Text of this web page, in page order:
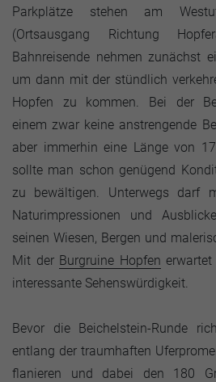
Parkplätze stehen am
(Ortsausgang Richtung
Bahnreisende nehmen zunächst
um dann mit der stündlich
Hopfen zu kommen. Bei der
einem zwar keine anstrengende
aber immerhin eine Länge von
sollte man schon genügend
zu bewältigen. Unterwegs darf
Naturimpressionen und
seinen Wiesen, Bergen und
Mit der Burgruine Hopfen
interessante Sehenswürdigkeit.
Bevor die Beichelstein-Runde
entlang der traumhaften
flanieren und dabei den 180